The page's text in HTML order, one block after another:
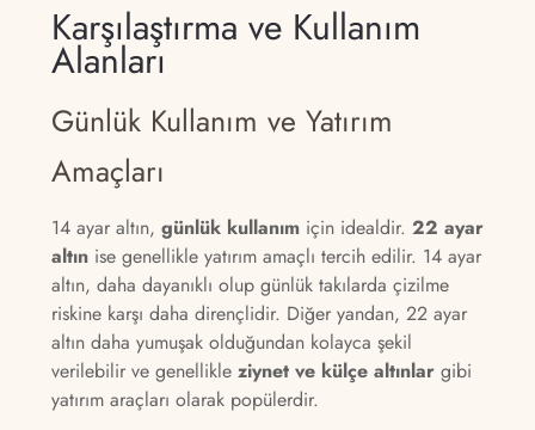
Karşılaştırma ve Kullanım
Alanları
Günlük Kullanım ve Yatırım
Amaçları
14 ayar altın, günlük kullanım için idealdir. 22 ayar
altın ise genellikle yatırım amaçlı tercih edilir. 14 ayar
altın, daha dayanıklı olup günlük takılarda çizilme
riskine karşı daha dirençlidir. Diğer yandan, 22 ayar
altın daha yumuşak olduğundan kolayca şekil
verilebilir ve genellikle ziynet ve külçe altınlar gibi
yatırım araçları olarak popülerdir.